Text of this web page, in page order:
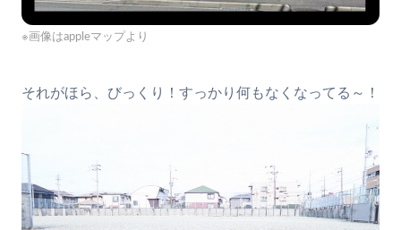
※画像はappleマップより
それがほら、びっくり！すっかり何もなくなってる～！